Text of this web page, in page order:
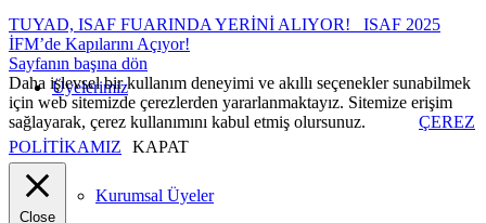
Üyelerimiz
Kurumsal Üyeler
TUYAD, ISAF FUARINDA YERİNİ ALIYOR!
ISAF 2025
İFM’de Kapılarını Açıyor!
Sayfanın başına dön
Daha işlevsel bir kullanım deneyimi ve akıllı seçenekler sunabilmek
için web sitemizde çerezlerden yararlanmaktayız. Sitemize erişim
sağlayarak, çerez kullanımını kabul etmiş olursunuz.
ÇEREZ
POLİTİKAMIZ
KAPAT
Close